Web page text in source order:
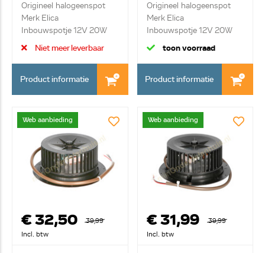
Origineel halogeenspot
Merk Elica
Inbouwspotje 12V 20W
G4 ...
Niet meer leverbaar
Product informatie
Origineel halogeenspot
Merk Elica
Inbouwspotje 12V 20W
G4 ...
toon voorraad
Product informatie
Web aanbieding
€ 32,50
39,99
Incl. btw
Web aanbieding
€ 31,99
39,99
Incl. btw